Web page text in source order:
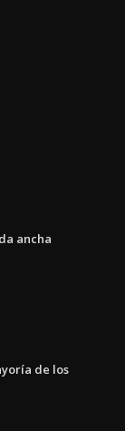
ancha
de los